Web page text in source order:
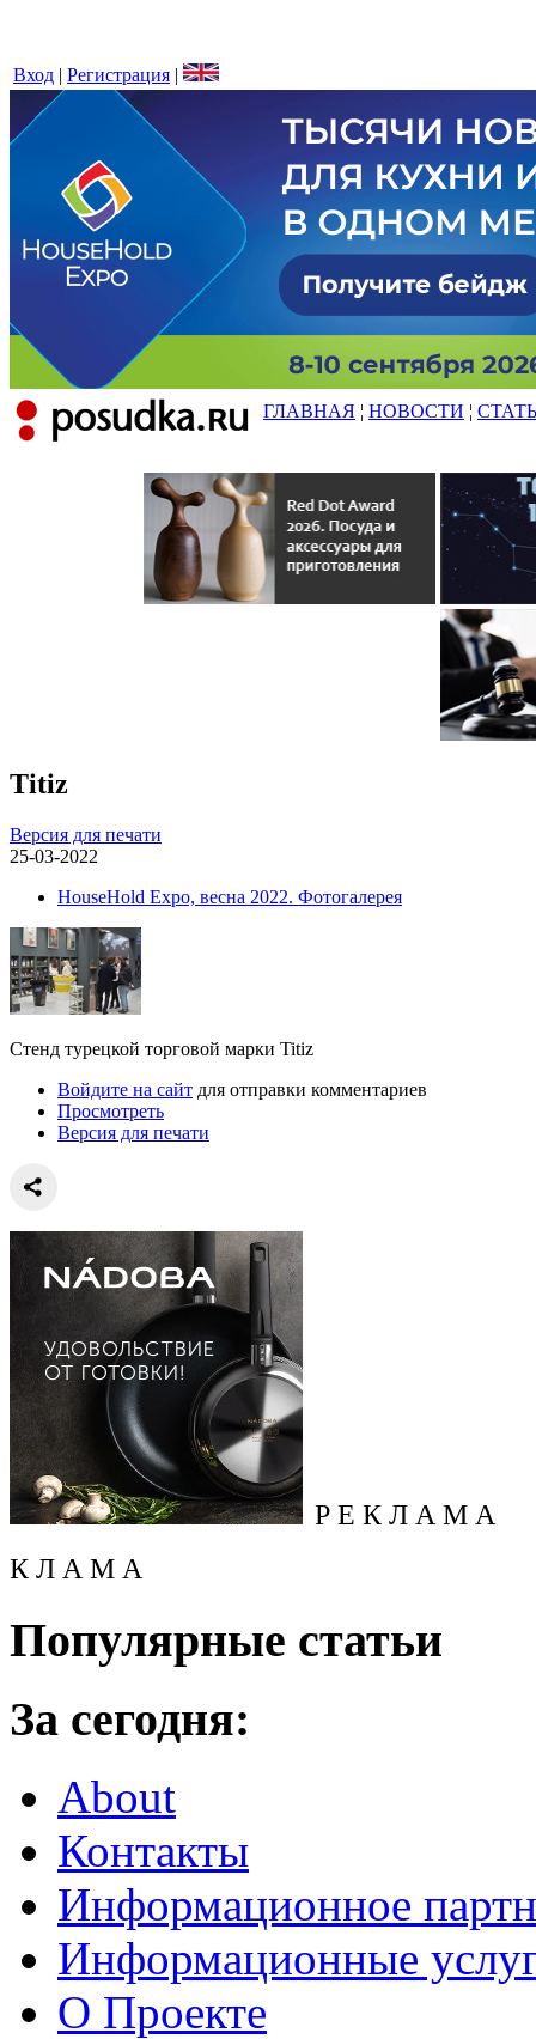
Вход | Регистрация |
ГЛАВНАЯ ¦ НОВОСТИ ¦
Titiz
Версия для печати
25-03-2022
HouseHold Expo, весна 2022. Фотогалерея
Стенд турецкой торговой марки Titiz
Войдите на сайт для отправки комментариев
Просмотреть
Версия для печати
Р Е К Л А М А
К Л А М А
Популярные статьи
За сегодня:
About
Контакты
Информационное
Информационные
О Проекте